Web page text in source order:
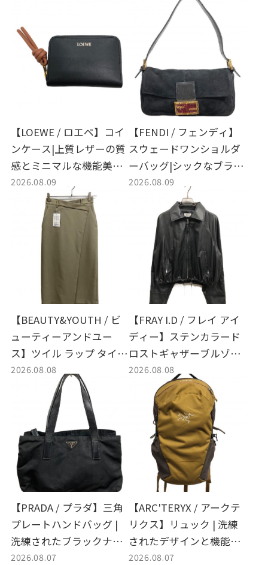
【LOEWE / ロエベ】コイ
ンケース|上質レザーの質
感とミニマルな機能美。
日常に寄り添う名品スモ
ールレザーグッズのご紹
2026.08.09
【FENDI / フェンディ】
スウェードワンショルダ
ーバッグ|シックなブラッ
クの上質スウェードと洗
練された佇まいが魅力
的。お買取り情報もご紹
2026.08.09
【BEAUTY&YOUTH / ビ
ューティーアンドユー
ス】ツイル ラップ タイト
スカート | 洗練された大
人の着こなしを提案する
キレイめラップスカート
買取入荷
2026.08.08
【FRAY I.D / フレイ アイ
ディー】ステンカラード
ロストギャザーブルゾン |
柔らかな合皮素材とギャ
ザーラインが際立つ注目
アウターの買取入荷情報
2026.08.08
【PRADA / プラダ】三角
プレートハンドバッグ |
洗練されたブラックナイ
ロンが光るラグジュアリ
2026.08.07
【ARC'TERYX / アークテ
リクス】リュック | 洗練
されたデザインと機能性
を兼ね備えた名作バック
2026.08.07